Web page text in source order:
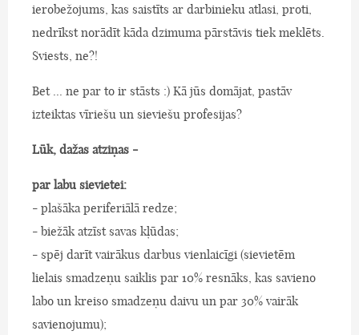
ierobežojums, kas saistīts ar darbinieku atlasi, proti,
nedrīkst norādīt kāda dzimuma pārstāvis tiek meklēts.
Sviests, ne?!
Bet ... ne par to ir stāsts :) Kā jūs domājat, pastāv
izteiktas vīriešu un sieviešu profesijas?
Lūk, dažas atziņas -
par labu sievietei:
- plašāka periferiālā redze;
- biežāk atzīst savas kļūdas;
- spēj darīt vairākus darbus vienlaicīgi (sievietēm
lielais smadzeņu saiklis par 10% resnāks, kas savieno
labo un kreiso smadzeņu daivu un par 30% vairāk
savienojumu);